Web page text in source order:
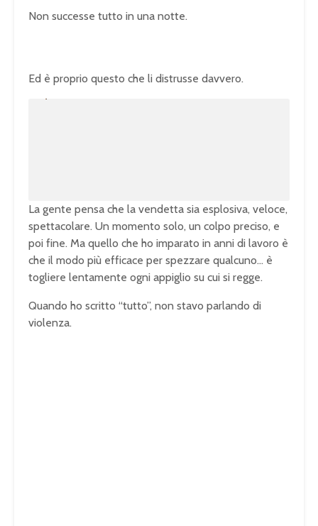
Non successe tutto in una notte.
Ed è proprio questo che li distrusse davvero.
La gente pensa che la vendetta sia esplosiva, veloce,
spettacolare. Un momento solo, un colpo preciso, e
poi fine. Ma quello che ho imparato in anni di lavoro è
che il modo più efficace per spezzare qualcuno… è
togliere lentamente ogni appiglio su cui si regge.
Quando ho scritto “tutto”, non stavo parlando di
violenza.